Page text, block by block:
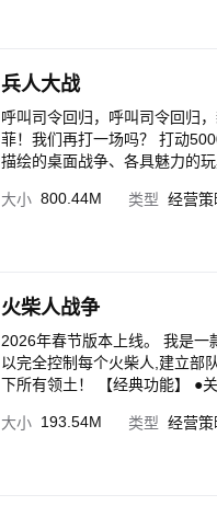
个常规兵种和1个特色兵种，
斯的战象，西班牙的征服者等
生产特色兵种以形成优势。 常
怕弓箭，但克制骑兵，属于常
很快，机动性很强，骚扰专用兵种。 5、
每个国家都有自己的优势和劣
济累积优势。 3、摧毁敌方：
敌人。 特别值得注意的是：要
外要特别注意兵种相克以及组
个，如： 1、xx兵克制骑兵 2
克制所有其他远程兵种 6、火枪手克制几乎所有
金。 游戏分成了4种模式： 1、常局 2、黑暗死
兵人大战
呼叫司令回归，呼叫司令回归
菲！我们再打一场吗？ 打动
描绘的桌面战争、各具魅力的
了……” “他是牺牲了吗？” “不，他只是长大了。” 童年不会被遗忘，玩具世
雄，所有的英雄都拥有其独特
知道你的厉害！ 【超越对手，步步惊心】 •超越其他人，占领更多的领土，让你的影响力与日俱增； •修筑防御工事来
抵抗敌人的进攻。 【战术多变，激烈攻防】 •谨慎选择你的兵力搭配和英雄玩具，精妙的策略绝对胜过单纯的数量优
势； •把握行动时机，多侦察
【同玩同乐，广交朋友】 •联
享乐趣。与盟友一起商讨策略、
大小 800.44M 类型 经营策
火柴人战争
2026年春节版本上线。 我是一
以完全控制每个火柴人,建立部
下所有领土！ 【经典功能】 ●关卡模式：见证秩序帝国的诞生。现已有6个终级奖励。 ●无尽僵尸：您可以持续几个晚
持续发布新关卡：1、具有多种
大小 193.54M 类型 经营策